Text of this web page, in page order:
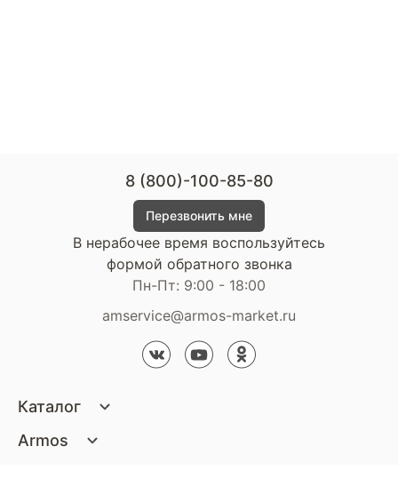
Каталог
Кровати
Armos
8 (800)-100-85-80
Перезвонить мне
В нерабочее время воспользуйтесь
формой обратного звонка
Пн-Пт: 9:00 - 18:00
amservice@armos-market.ru